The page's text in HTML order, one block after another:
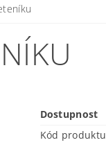
Dostupnost
Kód produktu